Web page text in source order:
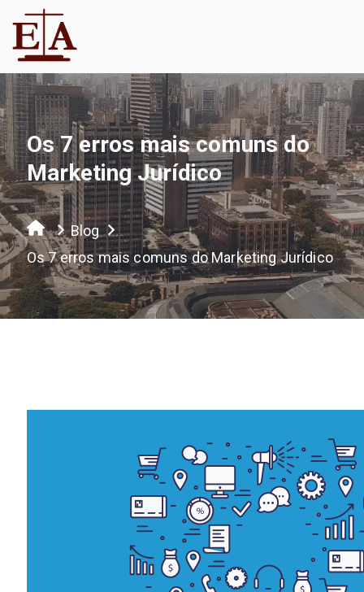
Os 7 erros mais comuns do
Marketing Jurídico
Blog
Os 7 erros mais comuns do Marketing Jurídico